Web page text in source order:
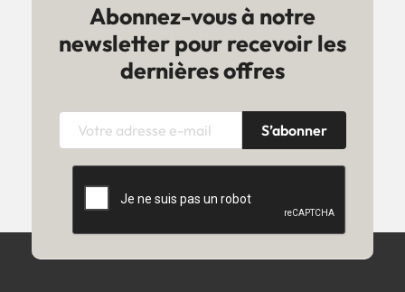
Abonnez-vous à notre
newsletter pour recevoir les
dernières offres